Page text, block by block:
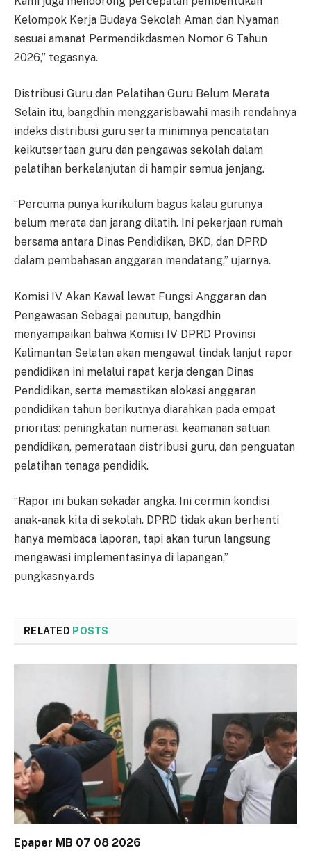
Kelompok Kerja Budaya Sekolah Aman dan Nyaman
sesuai amanat Permendikdasmen Nomor 6 Tahun
2026,” tegasnya.
Distribusi Guru dan Pelatihan Guru Belum Merata
Selain itu, bangdhin menggarisbawahi masih rendahnya
indeks distribusi guru serta minimnya pencatatan
keikutsertaan guru dan pengawas sekolah dalam
pelatihan berkelanjutan di hampir semua jenjang.
“Percuma punya kurikulum bagus kalau gurunya
belum merata dan jarang dilatih. Ini pekerjaan rumah
bersama antara Dinas Pendidikan, BKD, dan DPRD
dalam pembahasan anggaran mendatang,” ujarnya.
Komisi IV Akan Kawal lewat Fungsi Anggaran dan
Pengawasan Sebagai penutup, bangdhin
menyampaikan bahwa Komisi IV DPRD Provinsi
Kalimantan Selatan akan mengawal tindak lanjut rapor
pendidikan ini melalui rapat kerja dengan Dinas
Pendidikan, serta memastikan alokasi anggaran
pendidikan tahun berikutnya diarahkan pada empat
prioritas: peningkatan numerasi, keamanan satuan
pendidikan, pemerataan distribusi guru, dan penguatan
pelatihan tenaga pendidik.
“Rapor ini bukan sekadar angka. Ini cermin kondisi
anak-anak kita di sekolah. DPRD tidak akan berhenti
hanya membaca laporan, tapi akan turun langsung
mengawasi implementasinya di lapangan,”
pungkasnya.rds
RELATED POSTS
Epaper MB 07 08 2026